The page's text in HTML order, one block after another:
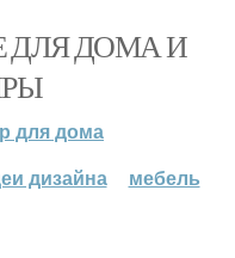
ДЛЯ ДОМА И
для дома
дизайна мебель